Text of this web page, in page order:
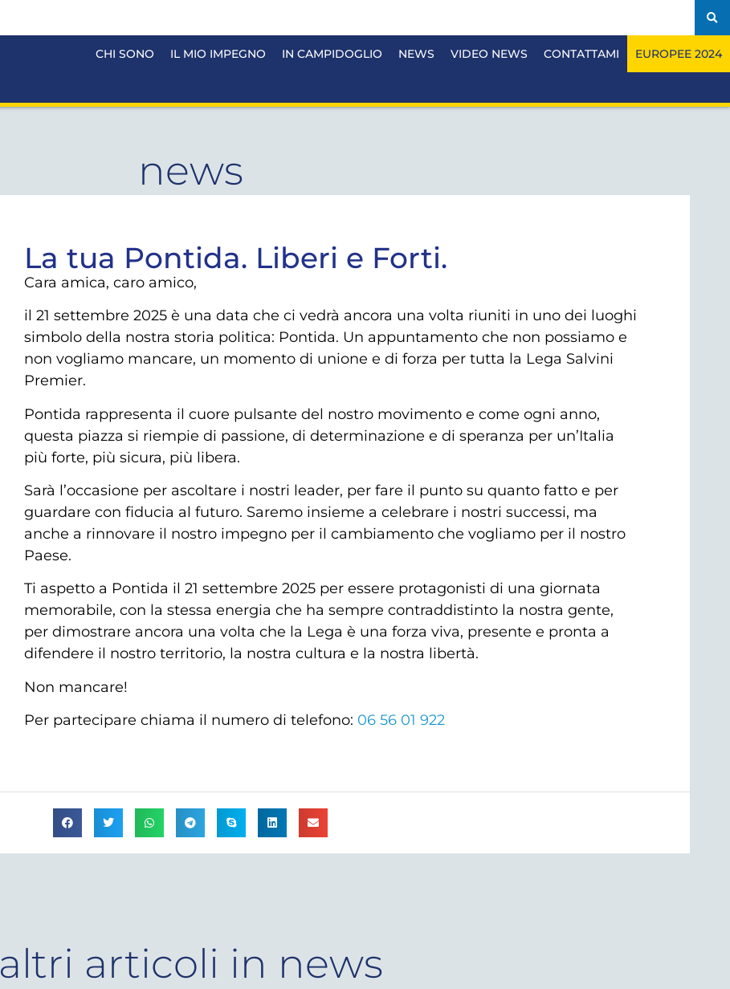
CHI SONO IL MIO IMPEGNO IN CAMPIDOGLIO NEWS VIDEO NEWS CONTATTAMI EUROPEE 2024
news
La tua Pontida. Liberi e Forti.
Cara amica, caro amico,
il 21 settembre 2025 è una data che ci vedrà ancora una volta riuniti in uno dei luoghi
simbolo della nostra storia politica: Pontida. Un appuntamento che non possiamo e
non vogliamo mancare, un momento di unione e di forza per tutta la Lega Salvini
Premier.
Pontida rappresenta il cuore pulsante del nostro movimento e come ogni anno,
questa piazza si riempie di passione, di determinazione e di speranza per un’Italia
più forte, più sicura, più libera.
Sarà l’occasione per ascoltare i nostri leader, per fare il punto su quanto fatto e per
guardare con fiducia al futuro. Saremo insieme a celebrare i nostri successi, ma
anche a rinnovare il nostro impegno per il cambiamento che vogliamo per il nostro
Paese.
Ti aspetto a Pontida il 21 settembre 2025 per essere protagonisti di una giornata
memorabile, con la stessa energia che ha sempre contraddistinto la nostra gente,
per dimostrare ancora una volta che la Lega è una forza viva, presente e pronta a
difendere il nostro territorio, la nostra cultura e la nostra libertà.
Non mancare!
Per partecipare chiama il numero di telefono: 06 56 01 922
altri articoli in news